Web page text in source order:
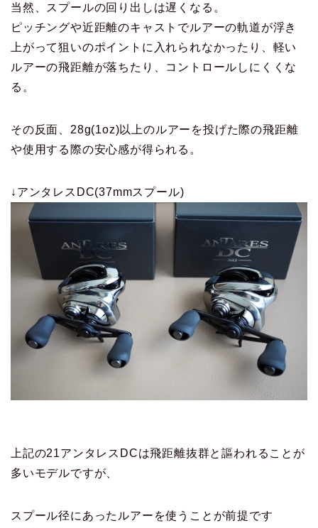
当然、スプールの回り出しは遅くなる。
ピッチングや近距離のキャストでルアーの軌道が浮き
上がって狙いのポイントに入れられなかったり、軽い
ルアーの飛距離が落ちたり、コントロールしにくくな
る。
その反面、28g(1oz)以上のルアーを投げた際の飛距離
や使用する際の安心感が得られる。
↓アンタレスDC(37mmスプール)
上記の21アンタレスDCは飛距離抜群と謳われることが
多いモデルですが、
スプール径にあったルアーを使うことが前提です